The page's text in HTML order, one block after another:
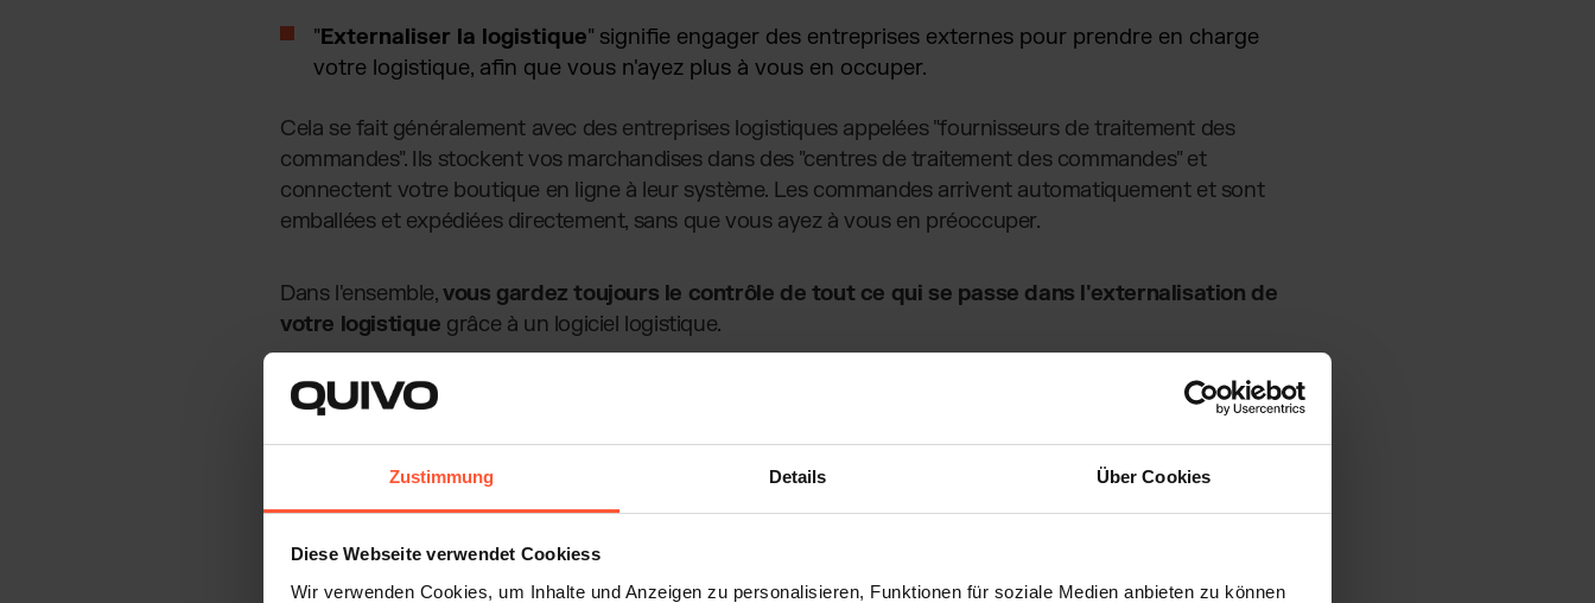
Zustimmung Details Über Cookies
Diese Webseite verwendet Cookiess
Wir verwenden Cookies, um Inhalte und Anzeigen zu personalisieren, Funktionen für soziale Medien anbieten zu können
"Externaliser la logistique" signifie engager des entreprises externes pour prendre en charge
votre logistique, afin que vous n'ayez plus à vous en occuper.
Cela se fait généralement avec des entreprises logistiques appelées "fournisseurs de traitement des
commandes". Ils stockent vos marchandises dans des "centres de traitement des commandes" et
connectent votre boutique en ligne à leur système. Les commandes arrivent automatiquement et sont
emballées et expédiées directement, sans que vous ayez à vous en préoccuper.
Dans l'ensemble,vous gardez toujours le contrôle de tout ce qui se passe dans l'externalisation de
votre logistique grâce à un logiciel logistique.